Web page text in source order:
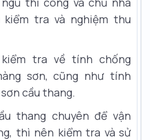
tra và nghiệm thu
tra về tính chống
sơn, cũng như tính
cầu thang.
thang chuyên để vận
thì nên kiểm tra và sử